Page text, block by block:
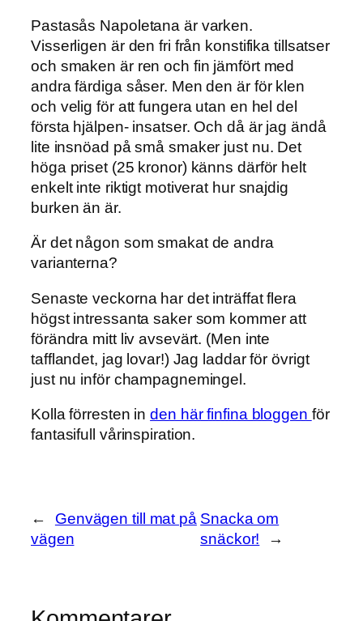
Pastasås Napoletana är varken.
Visserligen är den fri från konstifika tillsatser
och smaken är ren och fin jämfört med
andra färdiga såser. Men den är för klen
och velig för att fungera utan en hel del
första hjälpen- insatser. Och då är jag ändå
lite insnöad på små smaker just nu. Det
höga priset (25 kronor) känns därför helt
enkelt inte riktigt motiverat hur snajdig
burken än är.
Är det någon som smakat de andra
varianterna?
Senaste veckorna har det inträffat flera
högst intressanta saker som kommer att
förändra mitt liv avsevärt. (Men inte
tafflandet, jag lovar!) Jag laddar för övrigt
just nu inför champagnemingel.
Kolla förresten inden här finfina bloggen för
fantasifull vårinspiration.
←
Genvägen till mat på
vägen
Snacka om
snäckor!
→